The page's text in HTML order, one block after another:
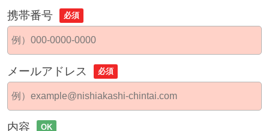
携帯番号 必須
メールアドレス 必須
内容 OK